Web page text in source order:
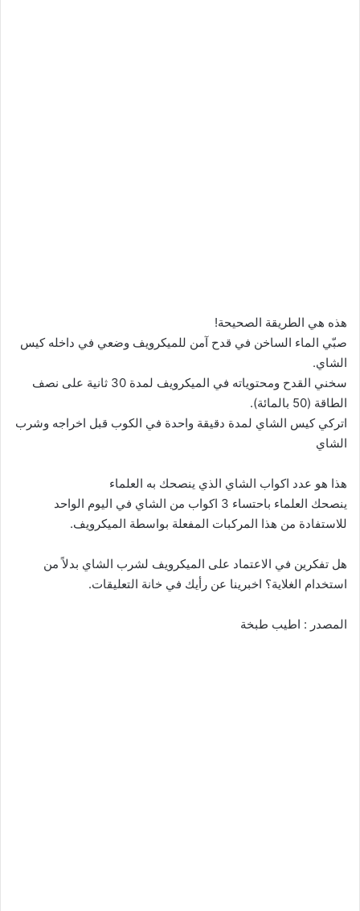
هذه هي الطريقة الصحيحة!
صبّي الماء الساخن في قدح آمن للميكرويف وضعي في داخله كيس
الشاي.
سخني القدح ومحتوياته في الميكرويف لمدة 30 ثانية على نصف
الطاقة (50 بالمائة).
اتركي كيس الشاي لمدة دقيقة واحدة في الكوب قبل اخراجه وشرب
الشاي
هذا هو عدد اكواب الشاي الذي ينصحك به العلماء
ينصحك العلماء باحتساء 3 اكواب من الشاي في اليوم الواحد
للاستفادة من هذا المركبات المفعلة بواسطة الميكرويف.
هل تفكرين في الاعتماد على الميكرويف لشرب الشاي بدلاً من
استخدام الغلاية؟ اخبرينا عن رأيك في خانة التعليقات.
المصدر : اطيب طبخة